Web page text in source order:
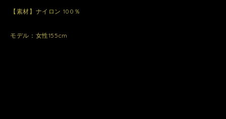
【素材】ナイロン 100％
モデル：女性155cm